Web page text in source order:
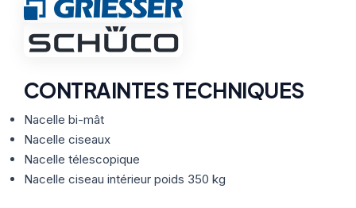
CONTRAINTES TECHNIQUES
Nacelle bi-mât
Nacelle ciseaux
Nacelle télescopique
Nacelle ciseau intérieur poids 350 kg